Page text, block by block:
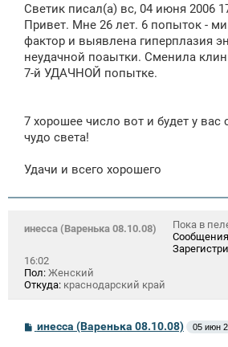
б
щ
е
н
и
е
Светик писал(а) вс, 04 июня 2006
Привет. Мне 26 лет. 6 попыток -
фактор и выявлена гиперплазия
неудачной поаытки. Сменила
7-й УДАЧНОЙ попытке.
7 хорошее число вот и будет у вас
чудо света!
Удачи и всего хорошего
инесса (Варенька 08.10.08)
Пока в
16:02
Пол: Женский
Откуда: краснодарский край
Синесса (Варенька 08.10.08) 05 июн